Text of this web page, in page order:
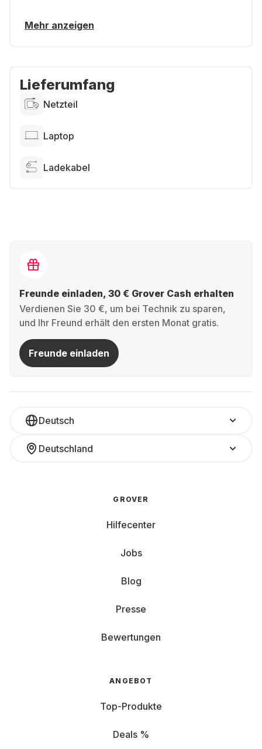
Mehr anzeigen
Lieferumfang
Netzteil
Laptop
Ladekabel
Freunde einladen, 30 € Grover Cash erhalten
Verdienen Sie 30 €, um bei Technik zu sparen,
und Ihr Freund erhält den ersten Monat gratis.
Freunde einladen
Deutsch
Deutschland
GROVER
Hilfecenter
Jobs
Blog
Presse
Bewertungen
ANGEBOT
Top-Produkte
Deals %